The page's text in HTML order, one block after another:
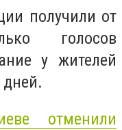
получили от
голосов
у жителей
отменили